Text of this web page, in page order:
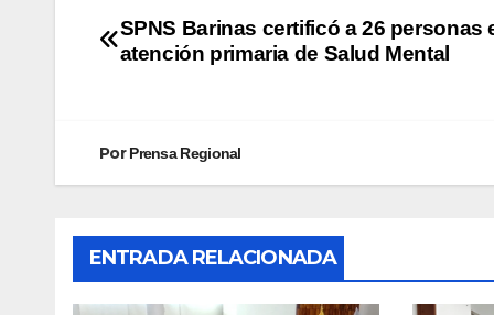
SPNS Barinas certificó a 26 personas
atención primaria de Salud Mental
PorPrensa Regional
ENTRADA RELACIONADA